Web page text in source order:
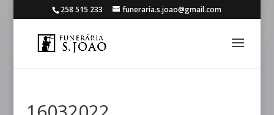
258 515 233 funeraria.s.joao@gmail.com